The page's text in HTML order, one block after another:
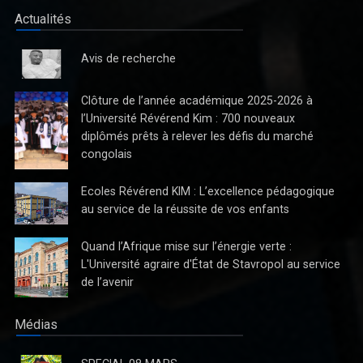
initiative para
La Direction du Journal "Avenir" ne reconnaît pas la parution
du quotidien de jeudi 03 Octobre 2024
La Direction du Journal "Avenir" ne reconnaît pas la parution du
Actualités
Avis de recherche
Clôture de l’année académique 2025-2026 à
l’Université Révérend Kim : 700 nouveaux
diplômés prêts à relever les défis du marché
congolais
Ecoles Révérend KIM : L’excellence pédagogique
au service de la réussite de vos enfants
Quand l’Afrique mise sur l’énergie verte :
L'Université agraire d'État de Stavropol au service
de l’avenir
Médias